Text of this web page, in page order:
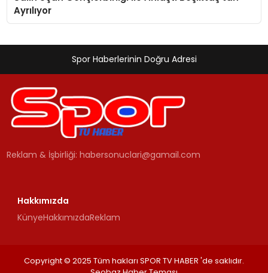
Ayrılıyor
Spor Haberlerinin Doğru Adresi
Reklam & İşbirliği:habersonuclari@gamail.com
Hakkımızda
KünyeHakkımızdaReklam
Copyright © 2025 Tüm hakları SPOR TV HABER 'de saklıdır.